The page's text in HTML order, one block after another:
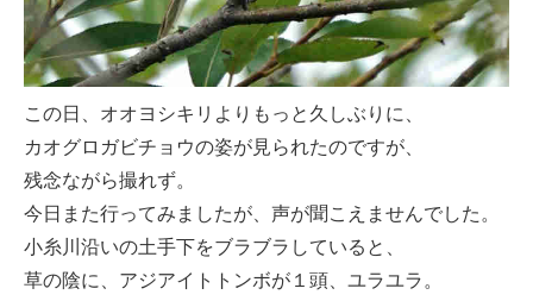
この日、オオヨシキリよりもっと久しぶりに、
カオグロガビチョウの姿が見られたのですが、
残念ながら撮れず。
今日また行ってみましたが、声が聞こえませんでした。
小糸川沿いの土手下をブラブラしていると、
草の陰に、アジアイトトンボが１頭、ユラユラ。